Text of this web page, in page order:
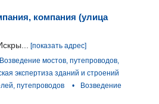
компания (улица
[показать адрес]
Возведение мостов, путепроводов,
экспертиза зданий и строений
путепроводов •
Возведение